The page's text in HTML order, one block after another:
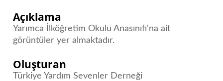
Açıklama
Yarımca İlköğretim Okulu Anasınıfı'na ait
görüntüler yer almaktadır.
Oluşturan
Türkiye Yardım Sevenler Derneği